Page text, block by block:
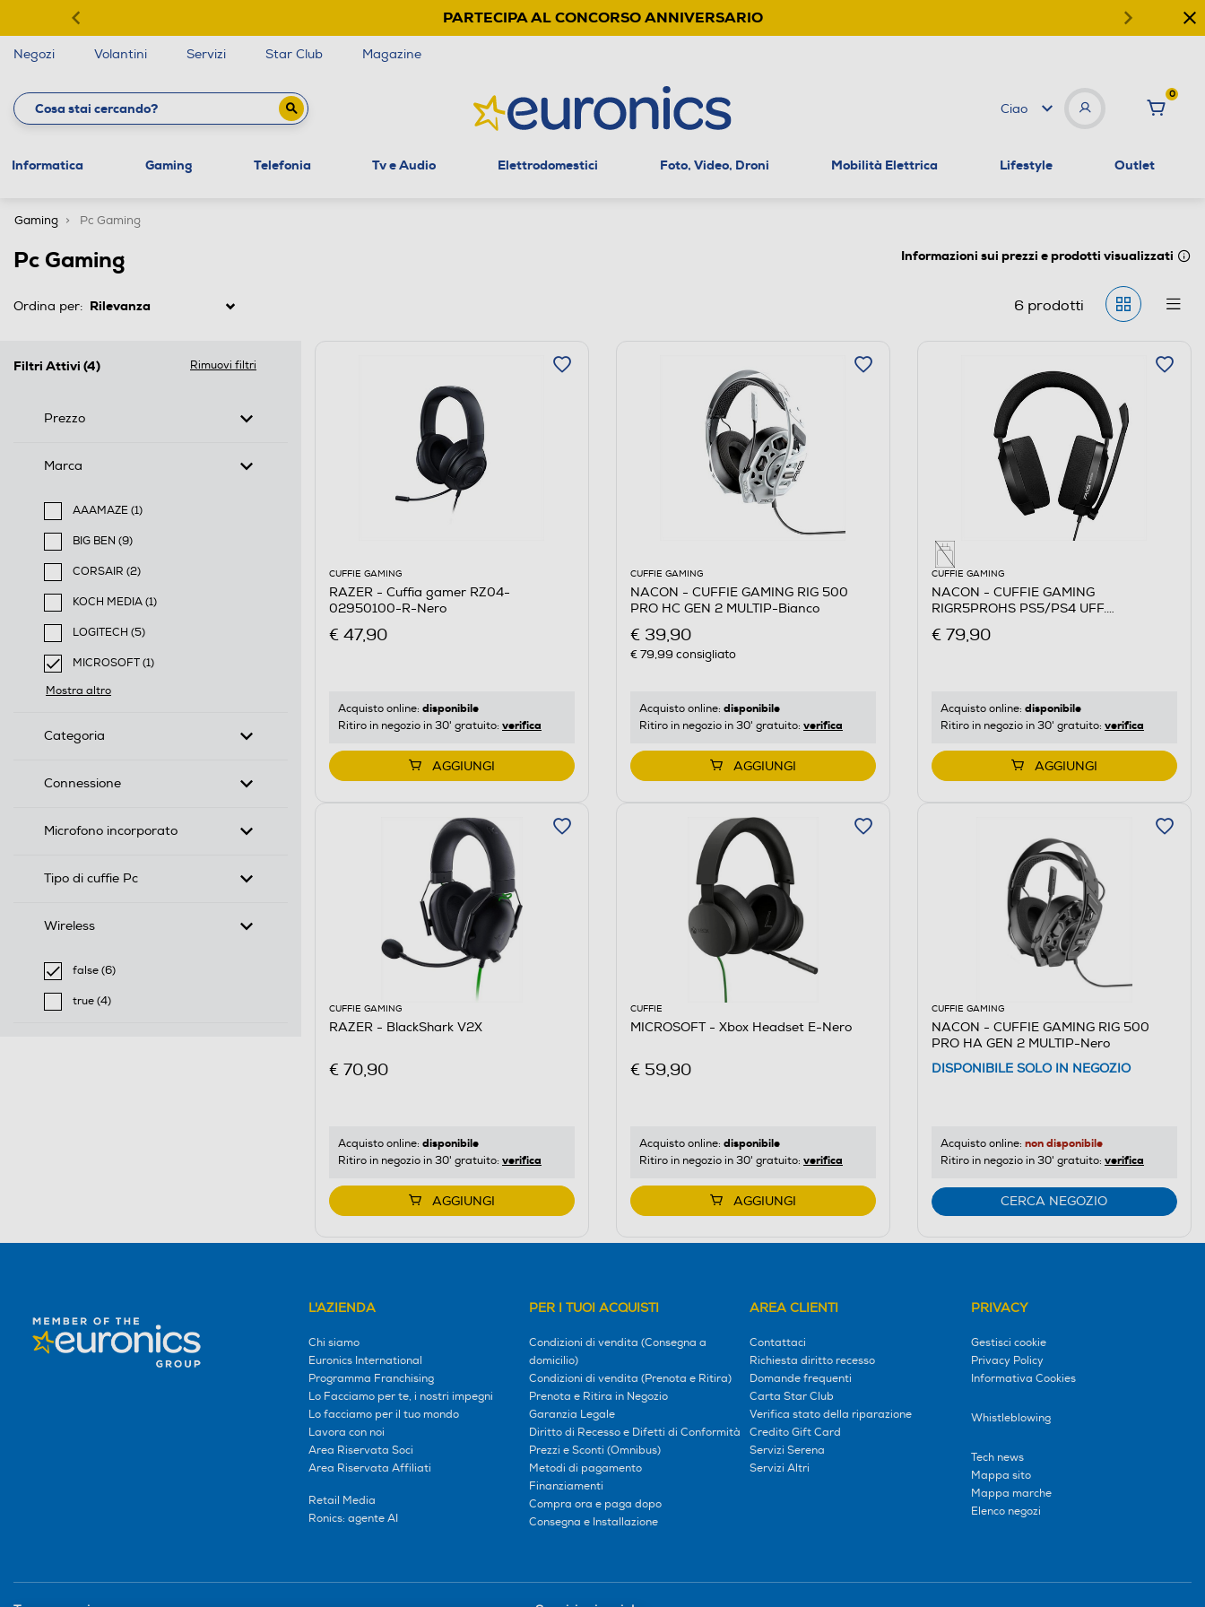
PARTECIPA AL CONCORSO ANNIVERSARIO
Negozi Volantini Servizi Star Club Magazine
Ciao
0
Informatica Gaming Telefonia Tv e Audio Elettrodomestici Foto, Video, Droni Mobilità Elettrica Lifestyle Outlet
Gaming Pc Gaming
Pc Gaming Informazioni sui prezzi e prodotti visualizzati
Ordina per: 6prodotti
Filtri Attivi (4) Rimuovi filtri
Prezzo
Marca
AAAMAZE (1)
Filtra per Marca: AAAMAZE
BIG BEN (9)
Filtra per Marca: BIG BEN
CORSAIR (2)
Filtra per Marca: CORSAIR
KOCH MEDIA (1)
Filtra per Marca: KOCH MEDIA
LOGITECH (5)
Filtra per Marca: LOGITECH
MICROSOFT (1)
selected Filtro applicato per Marca: MICROSOFT
Mostra altro
Categoria
Connessione
Microfono incorporato
Tipo di cuffie Pc
Wireless
false (6)
selected Filtro applicato per Wireless: false
true (4)
CUFFIE GAMING
RAZER - Cuffia gamer RZ04-
02950100-R-Nero
€ 47,90
Acquisto online: disponibile
Ritiro in negozio in 30' gratuito: verifica
AGGIUNGI
CUFFIE GAMING
NACON - CUFFIE GAMING RIG 500
PRO HC GEN 2 MULTIP-Bianco
€ 39,90
€ 79,99 consigliato
Acquisto online: disponibile
Ritiro in negozio in 30' gratuito: verifica
AGGIUNGI
CUFFIE GAMING
NACON - CUFFIE GAMING
RIGR5PROHS PS5/PS4 UFF.
€ 79,90
Acquisto online: disponibile
Ritiro in negozio in 30' gratuito: verifica
AGGIUNGI
CUFFIE GAMING
RAZER - BlackShark V2X
€ 70,90
Acquisto online: disponibile
Ritiro in negozio in 30' gratuito: verifica
AGGIUNGI
CUFFIE
MICROSOFT - Xbox Headset E-Nero
€ 59,90
Acquisto online: disponibile
Ritiro in negozio in 30' gratuito: verifica
AGGIUNGI
CUFFIE GAMING
NACON - CUFFIE GAMING RIG 500
PRO HA GEN 2 MULTIP-Nero
DISPONIBILE SOLO IN NEGOZIO
Acquisto online: non disponibile
Ritiro in negozio in 30' gratuito: verifica
CERCA NEGOZIO
L'AZIENDA
Chi siamo
Euronics International
Programma Franchising
Lo Facciamo per te, i nostri impegni
Lo facciamo per il tuo mondo
Lavora con noi
Area Riservata Soci
Area Riservata Affiliati
Retail Media
Ronics: agente AI
PER I TUOI ACQUISTI
Condizioni di vendita (Consegna a
domicilio)
Condizioni di vendita (Prenota e Ritira)
Prenota e Ritira in Negozio
Garanzia Legale
Diritto di Recesso e Difetti di Conformità
Prezzi e Sconti (Omnibus)
Metodi di pagamento
Finanziamenti
Compra ora e paga dopo
Consegna e Installazione
AREA CLIENTI
Contattaci
Richiesta diritto recesso
Domande frequenti
Carta Star Club
Verifica stato della riparazione
Credito Gift Card
Servizi Serena
Servizi Altri
PRIVACY
Gestisci cookie
Privacy Policy
Informativa Cookies
Whistleblowing
Tech news
Mappa sito
Mappa marche
Elenco negozi